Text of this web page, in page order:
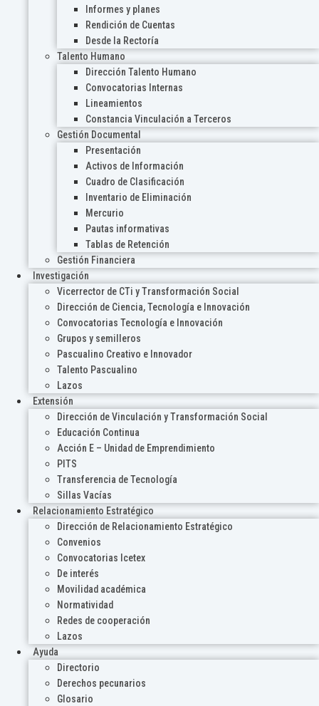
Informes y planes
Rendición de Cuentas
Desde la Rectoría
Talento Humano
Dirección Talento Humano
Convocatorias Internas
Lineamientos
Constancia Vinculación a Terceros
Gestión Documental
Presentación
Activos de Información
Cuadro de Clasificación
Inventario de Eliminación
Mercurio
Pautas informativas
Tablas de Retención
Gestión Financiera
Investigación
Vicerrector de CTi y Transformación Social
Dirección de Ciencia, Tecnología e Innovación
Convocatorias Tecnología e Innovación
Grupos y semilleros
Pascualino Creativo e Innovador
Talento Pascualino
Lazos
Extensión
Dirección de Vinculación y Transformación Social
Educación Continua
Acción E – Unidad de Emprendimiento
PITS
Transferencia de Tecnología
Sillas Vacías
Relacionamiento Estratégico
Dirección de Relacionamiento Estratégico
Convenios
Convocatorias Icetex
De interés
Movilidad académica
Normatividad
Redes de cooperación
Lazos
Ayuda
Directorio
Derechos pecunarios
Glosario